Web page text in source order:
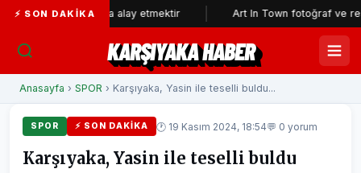
⚡ SON DAKIKA
aklıyla alay etmektir Art In Town fotoğraf ve resim
KARŞIYAKA HABER
Anasayfa › SPOR › Karşıyaka, Yasin ile teselli buldu...
SPOR ⚡ SON DAKIKA 🕐 19 Kasım 2024, 18:54💬 0 yorum
Karşıyaka, Yasin ile teselli buldu